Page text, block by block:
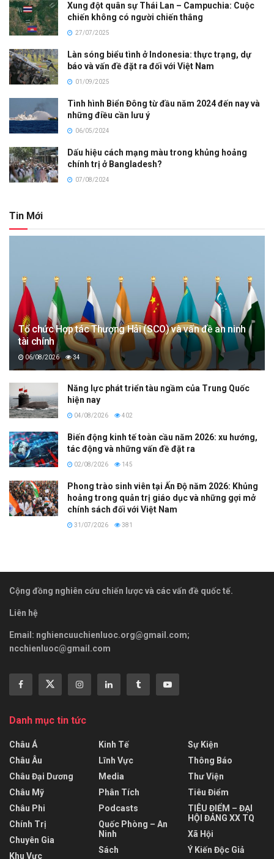
Xung đột quân sự Thái Lan – Campuchia: Cuộc
chiến không có người chiến thắng
27/07/2025
Làn sóng biểu tình ở Indonesia: thực trạng, dự
báo và vấn đề đặt ra đối với Việt Nam
01/09/2025
Tình hình Biển Đông từ đầu năm 2024 đến nay và
những điều cần lưu ý
06/05/2024
Dấu hiệu cách mạng màu trong khủng hoảng
chính trị ở Bangladesh?
07/08/2024
Tin Mới
Tổ chức Hợp tác Thượng Hải (SCO) và vấn đề an ninh
tài chính
06/08/2026 34
Năng lực phát triển tàu ngầm của Trung Quốc
hiện nay
04/08/2026 402
Biến động kinh tế toàn cầu năm 2026: xu hướng,
tác động và những vấn đề đặt ra
02/08/2026 145
Phong trào sinh viên tại Ấn Độ năm 2026: Khủng
hoảng trong quản trị giáo dục và những gợi mở
chính sách đối với Việt Nam
31/07/2026 381
Cộng đồng nghiên cứu chiến lược và các vấn đề quốc tế.
Liên hệ
Email: nghiencuuchienluoc.org@gmail.com;
ncchienluoc@gmail.com
Danh mục tin tức
Châu Á
Châu Âu
Châu Đại Dương
Châu Mỹ
Châu Phi
Chính Trị
Chuyên Gia
Khu Vực
Kinh Tế
Lĩnh Vực
Media
Phân Tích
Podcasts
Quốc Phòng – An
Ninh
Sách
Sự Kiện
Thông Báo
Thư Viện
Tiêu Điểm
TIÊU ĐIỂM – ĐẠI
HỘI ĐẢNG XX TQ
Xã Hội
Ý Kiến Độc Giả